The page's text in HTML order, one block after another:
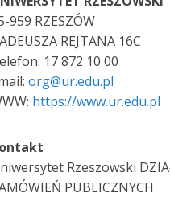
959 RZESZÓW
REJTANA 16C
17 872 10 00
org@ur.edu.pl
https://www.ur.edu.pl
Rzeszowski
PUBLICZNYCH